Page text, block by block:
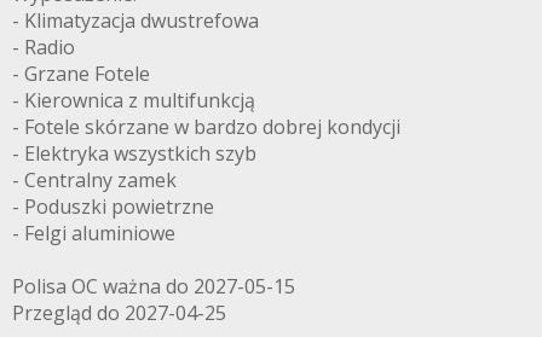
- Klimatyzacja dwustrefowa
- Radio
- Grzane Fotele
- Kierownica z multifunkcją
- Fotele skórzane w bardzo dobrej kondycji
- Elektryka wszystkich szyb
- Centralny zamek
- Poduszki powietrzne
- Felgi aluminiowe
Polisa OC ważna do 2027-05-15
Przegląd do 2027-04-25